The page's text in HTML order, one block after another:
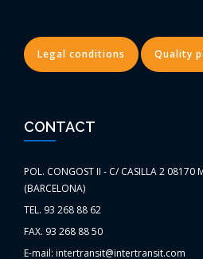
Legal conditions Quality
CONTACT
POL. CONGOST II - C/ CASILLA 2 08170
(BARCELONA)
TEL. 93 268 88 62
FAX. 93 268 88 50
E-mail: intertransit@intertransit.com